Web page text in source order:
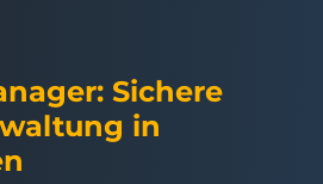
Sichere
in